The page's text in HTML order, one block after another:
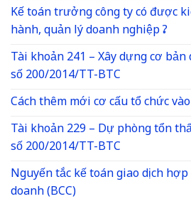
Kế toán trưởng công ty có được
hành, quản lý doanh nghiệp ?
Tài khoản 241 – Xây dựng cơ
số 200/2014/TT-BTC
Cách thêm mới cơ cấu tổ chức
Tài khoản 229 – Dự phòng tổn
số 200/2014/TT-BTC
Nguyến tắc kế toán giao dịch
doanh (BCC)